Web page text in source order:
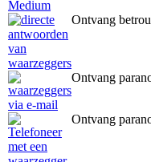
Ontvang
Ontvang
Ontvang